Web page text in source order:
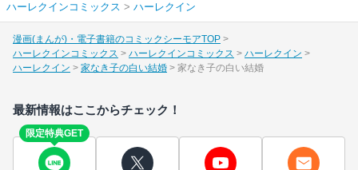
ハーレクインコミックス > ハーレクイン
漫画(まんが)・電子書籍のコミックシーモアTOP
ハーレクインコミックス
ハーレクインコミックス
ハーレクイン
ハーレクイン
家なき子の白い結婚 家なき子の白い結婚
最新情報はここからチェック！
限定特典GET